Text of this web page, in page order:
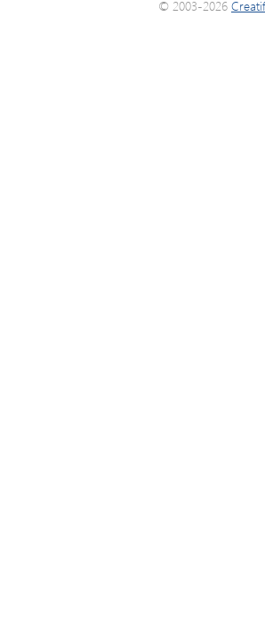
© 2003-2026